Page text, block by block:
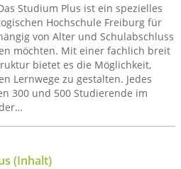
Studium Plus ist ein spezielles
Hochschule Freiburg für
von Alter und Schulabschluss
möchten. Mit einer fachlich breit
bietet es die Möglichkeit,
Lernwege zu gestalten. Jedes
300 und 500 Studierende im
(Inhalt)